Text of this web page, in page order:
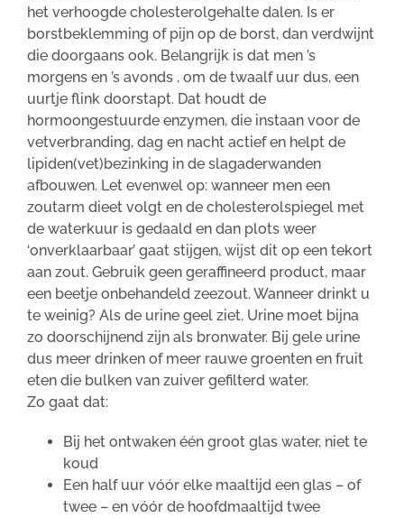
het verhoogde cholesterolgehalte dalen. Is er
borstbeklemming of pijn op de borst, dan verdwijnt
die doorgaans ook. Belangrijk is dat men ’s
morgens en ’s avonds , om de twaalf uur dus, een
uurtje flink doorstapt. Dat houdt de
hormoongestuurde enzymen, die instaan voor de
vetverbranding, dag en nacht actief en helpt de
lipiden(vet)bezinking in de slagaderwanden
afbouwen. Let evenwel op: wanneer men een
zoutarm dieet volgt en de cholesterolspiegel met
de waterkuur is gedaald en dan plots weer
‘onverklaarbaar’ gaat stijgen, wijst dit op een tekort
aan zout. Gebruik geen geraffineerd product, maar
een beetje onbehandeld zeezout. Wanneer drinkt u
te weinig? Als de urine geel ziet. Urine moet bijna
zo doorschijnend zijn als bronwater. Bij gele urine
dus meer drinken of meer rauwe groenten en fruit
eten die bulken van zuiver gefilterd water.
Zo gaat dat:
Bij het ontwaken één groot glas water, niet te
koud
Een half uur vóór elke maaltijd een glas – of
twee – en vóór de hoofdmaaltijd twee